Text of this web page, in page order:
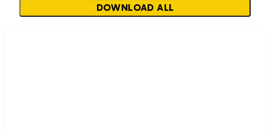
DOWNLOAD ALL